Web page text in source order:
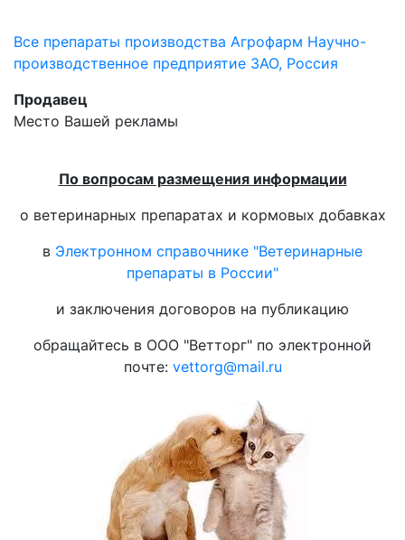
Все препараты производства Агрофарм Научно-
производственное предприятие ЗАО, Россия
Продавец
Место Вашей рекламы
По вопросам размещения информации
о ветеринарных препаратах и кормовых добавках
в Электронном справочнике "Ветеринарные
препараты в России"
и заключения договоров на публикацию
обращайтесь в ООО "Ветторг" по электронной
почте: vettorg@mail.ru